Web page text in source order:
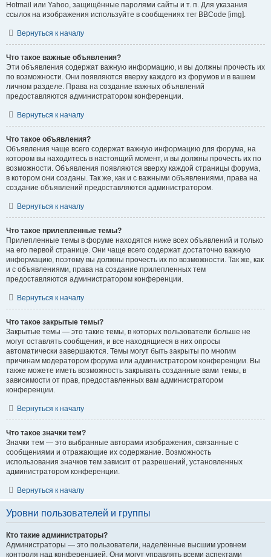
Hotmail или Yahoo, защищённые паролями сайты и т. п. Для указания
ссылок на изображения используйте в сообщениях тег BBCode [img].
Вернуться к началу
Что такое важные объявления?
Эти объявления содержат важную информацию, и вы должны прочесть их
по возможности. Они появляются вверху каждого из форумов и в вашем
личном разделе. Права на создание важных объявлений
предоставляются администратором конференции.
Вернуться к началу
Что такое объявления?
Объявления чаще всего содержат важную информацию для форума, на
котором вы находитесь в настоящий момент, и вы должны прочесть их по
возможности. Объявления появляются вверху каждой страницы форума,
в котором они созданы. Так же, как и с важными объявлениями, права на
создание объявлений предоставляются администратором.
Вернуться к началу
Что такое прилепленные темы?
Прилепленные темы в форуме находятся ниже всех объявлений и только
на его первой странице. Они чаще всего содержат достаточно важную
информацию, поэтому вы должны прочесть их по возможности. Так же, как
и с объявлениями, права на создание прилепленных тем
предоставляются администратором конференции.
Вернуться к началу
Что такое закрытые темы?
Закрытые темы — это такие темы, в которых пользователи больше не
могут оставлять сообщения, и все находящиеся в них опросы
автоматически завершаются. Темы могут быть закрыты по многим
причинам модератором форума или администратором конференции. Вы
также можете иметь возможность закрывать созданные вами темы, в
зависимости от прав, предоставленных вам администратором
конференции.
Вернуться к началу
Что такое значки тем?
Значки тем — это выбранные авторами изображения, связанные с
сообщениями и отражающие их содержание. Возможность
использования значков тем зависит от разрешений, установленных
администратором конференции.
Вернуться к началу
Уровни пользователей и группы
Кто такие администраторы?
Администраторы — это пользователи, наделённые высшим уровнем
контроля над конференцией. Они могут управлять всеми аспектами